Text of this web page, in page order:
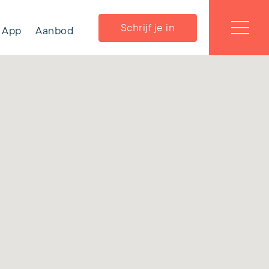
App Aanbod Schrijf je in